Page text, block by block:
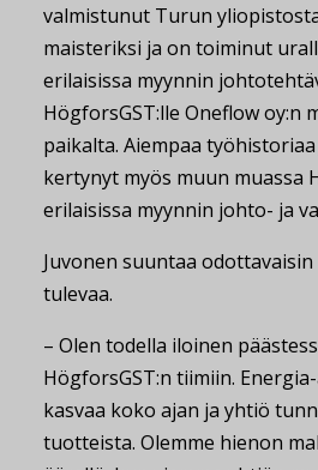
valmistunut Turun
maisteriksi ja on toiminut
erilaisissa myynnin
HögforsGST:lle Oneflow oy:n
paikalta. Aiempaa
kertynyt myös muun muassa
erilaisissa myynnin johto- ja
Juvonen suuntaa
tulevaa.
– Olen todella iloinen
HögforsGST:n tiimiin.
kasvaa koko ajan ja yhtiö
tuotteista. Olemme hienon